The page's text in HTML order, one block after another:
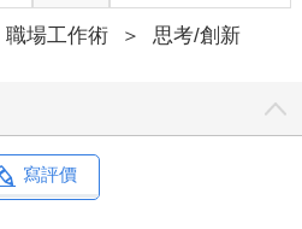
職場工作術 ＞ 思考/創新
寫評價